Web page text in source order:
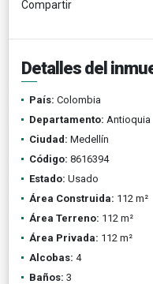
Compartir
Detalles del
País: Colombia
Departamento: Antioquia
Ciudad: Medellín
Código: 8616394
Estado: Usado
Área Construida: 112 m²
Área Terreno: 112 m²
Área Privada: 112 m²
Alcobas: 4
Baños: 3